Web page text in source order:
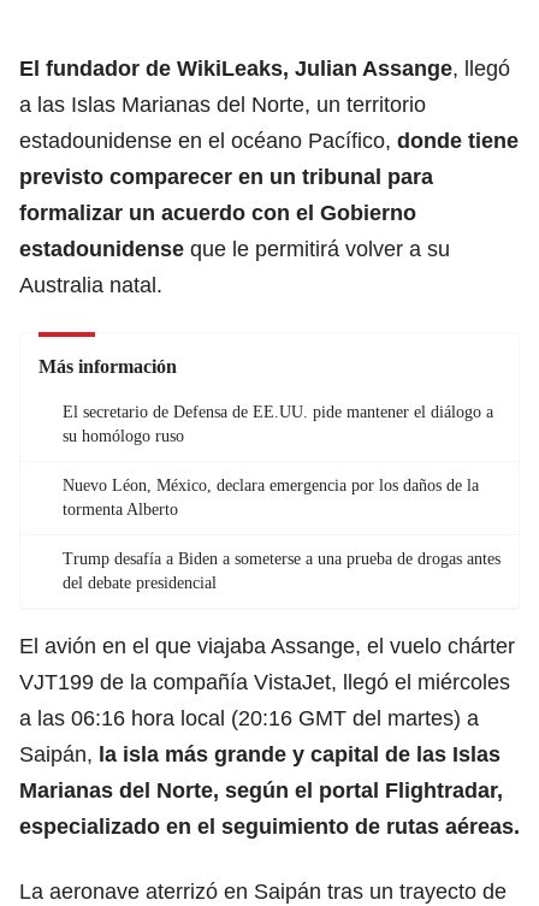
El fundador de WikiLeaks, Julian Assange, llegó
a las Islas Marianas del Norte, un territorio
estadounidense en el océano Pacífico, donde tiene
previsto comparecer en un tribunal para
formalizar un acuerdo con el Gobierno
estadounidense que le permitirá volver a su
Australia natal.
Más información
El secretario de Defensa de EE.UU. pide mantener el diálogo a
su homólogo ruso
Nuevo Léon, México, declara emergencia por los daños de la
tormenta Alberto
Trump desafía a Biden a someterse a una prueba de drogas antes
del debate presidencial
El avión en el que viajaba Assange, el vuelo chárter
VJT199 de la compañía VistaJet, llegó el miércoles
a las 06:16 hora local (20:16 GMT del martes) a
Saipán, la isla más grande y capital de las Islas
Marianas del Norte, según el portal Flightradar,
especializado en el seguimiento de rutas aéreas.
La aeronave aterrizó en Saipán tras un trayecto de